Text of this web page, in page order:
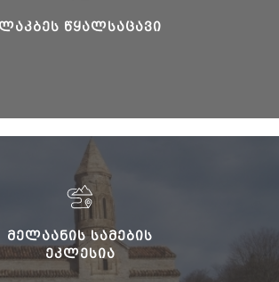
ᲚᲐᲙᲑᲔᲡ ᲬᲧᲐᲚᲡᲐᲪᲐᲕᲘ
ᲛᲔᲚᲐᲐᲜᲘᲡ ᲡᲐᲛᲔᲑᲘᲡ
ᲔᲙᲚᲔᲡᲘᲐ